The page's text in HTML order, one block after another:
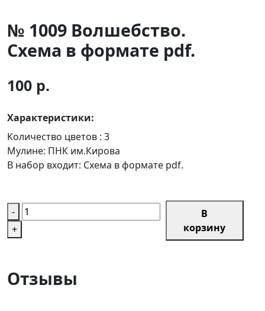
№ 1009 Волшебство.
Схема в формате pdf.
100 р.
Характеристики:
Количество цветов : 3
Мулине: ПНК им.Кирова
В набор входит: Схема в формате pdf.
-
+
В
корзину
Отзывы